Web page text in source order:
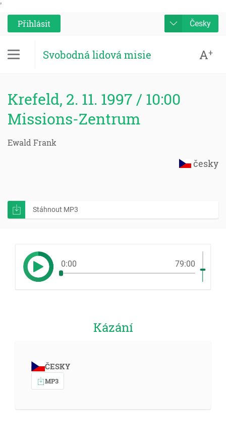
'
Přihlásit
Česky
Svobodná lidová misie A+
Krefeld, 2. 11. 1997 / 10:00
Missions-Zentrum
Ewald Frank
česky
Stáhnout MP3
0:00 79:00
Kázání
ČESKY
MP3